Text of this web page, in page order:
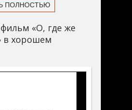
братья
на спасение
ради чего на самом
ПОЛНОСТЬЮ
«О, где же
в хорошем